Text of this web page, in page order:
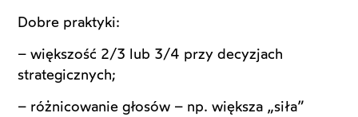
Dobre praktyki:
– większość 2/3 lub 3/4 przy decyzjach
strategicznych;
– różnicowanie głosów – np. większa „siła”